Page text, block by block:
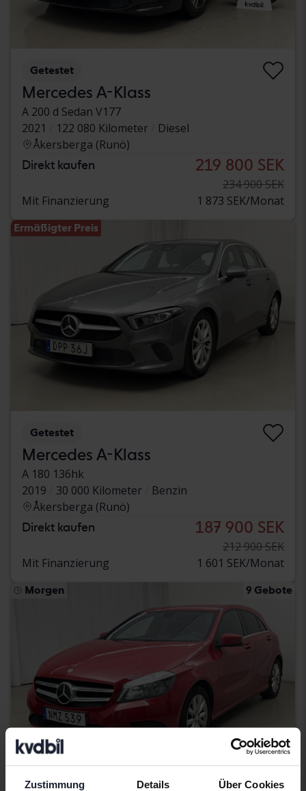
Zustimmung Details Über Cookies
Getestet
Mercedes A-Klass
A 200 d Sedan V177
2021
122 080 Kilometer
Diesel
Åkersberga (Runö)
Direkt kaufen 219 800 SEK
234 900 SEK
Mit Finanzierung
1 873 SEK/Monat
Ermäßigter Preis
Getestet
Mercedes A-Klass
A 180 136hk
2019
30 000 Kilometer
Benzin
Åkersberga (Runö)
Direkt kaufen 187 900 SEK
212 900 SEK
Mit Finanzierung
1 601 SEK/Monat
Morgen 9 Gebote